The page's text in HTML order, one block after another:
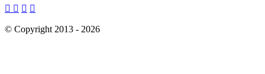
   
© Copyright 2013 - 2026